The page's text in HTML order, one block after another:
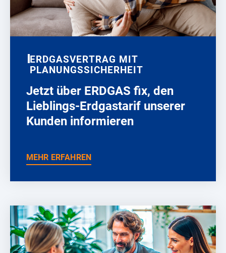
ERDGASVERTRAG MIT
PLANUNGSSICHERHEIT
Jetzt über ERDGAS fix, den
Lieblings-Erdgastarif unserer
Kunden informieren
MEHR ERFAHREN